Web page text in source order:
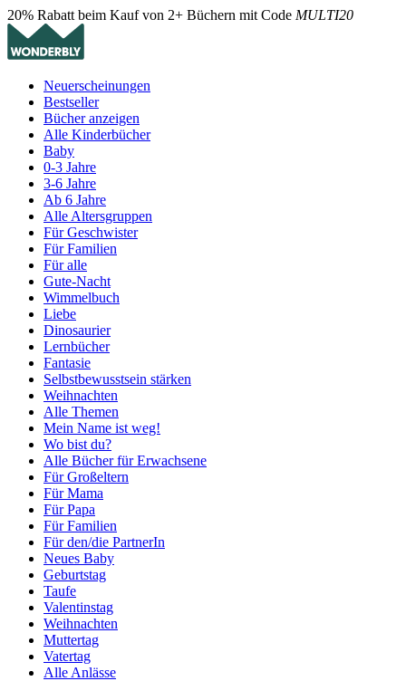
20% Rabatt beim Kauf von 2+ Büchern mit Code MULTI20
Neuerscheinungen
Bestseller
Bücher anzeigen
Alle Kinderbücher
Baby
0-3 Jahre
3-6 Jahre
Ab 6 Jahre
Alle Altersgruppen
Für Geschwister
Für Familien
Für alle
Gute-Nacht
Wimmelbuch
Liebe
Dinosaurier
Lernbücher
Fantasie
Selbstbewusstsein stärken
Weihnachten
Alle Themen
Mein Name ist weg!
Wo bist du?
Alle Bücher für Erwachsene
Für Großeltern
Für Mama
Für Papa
Für Familien
Für den/die PartnerIn
Neues Baby
Geburtstag
Taufe
Valentinstag
Weihnachten
Muttertag
Vatertag
Alle Anlässe